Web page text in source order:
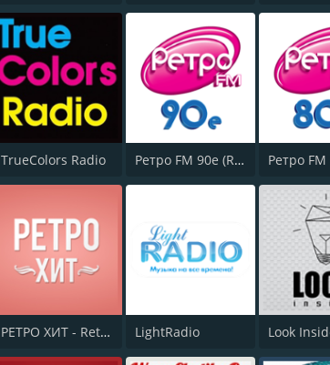
TrueColors Radio Ретро FM 90e (Retro FM)
РЕТРО ХИТ - Retro Hit LightRadio